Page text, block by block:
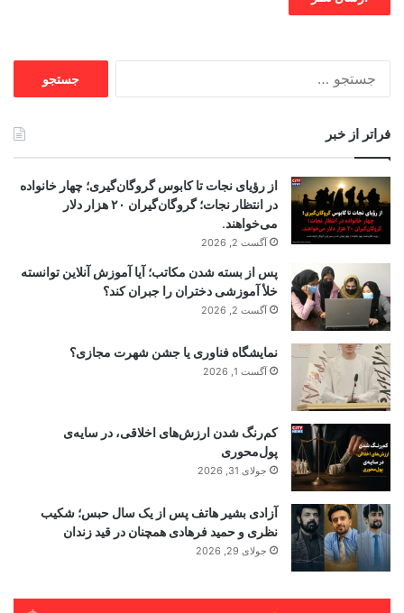
فراتر از خبر
از رؤیای نجات تا کابوس گروگان‌گیری؛ چهار خانواده
در انتظار نجات؛ گروگان‌گیران ۲۰ هزار دلار
می‌خواهند.
آگست 2, 2026
پس از بسته شدن مکاتب؛ آیا آموزش آنلاین توانسته
خلأ آموزشی دختران را جبران کند؟
آگست 2, 2026
نمایشگاه فناوری یا جشن شهرت مجازی؟
آگست 1, 2026
کم‌رنگ شدن ارزش‌های اخلاقی، در سایه‌ی
پول‌محوری
جولای 31, 2026
آزادی بشیر هاتف پس از یک سال حبس؛ شکیب
نظری و حمید فرهادی همچنان در قید زندان
جولای 29, 2026